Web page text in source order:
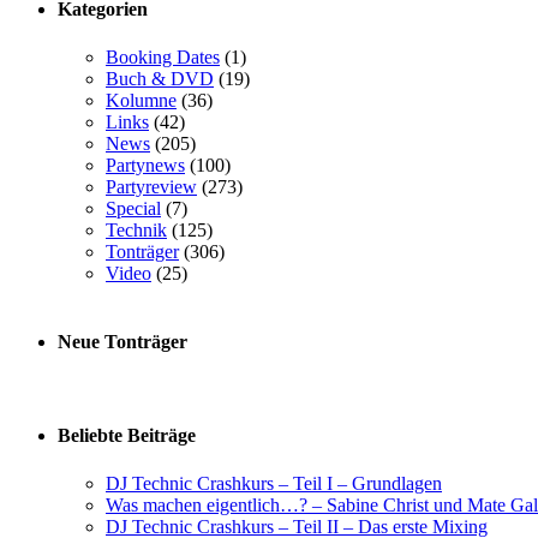
Kategorien
Booking Dates (1)
Buch & DVD (19)
Kolumne (36)
Links (42)
News (205)
Partynews (100)
Partyreview (273)
Special (7)
Technik (125)
Tonträger(306)
Video (25)
Neue Tonträger
Beliebte Beiträge
DJ Technic Crashkurs – Teil I – Grundlagen
Was machen eigentlich…? – Sabine Christ und Mate
DJ Technic Crashkurs – Teil II – Das erste Mixing